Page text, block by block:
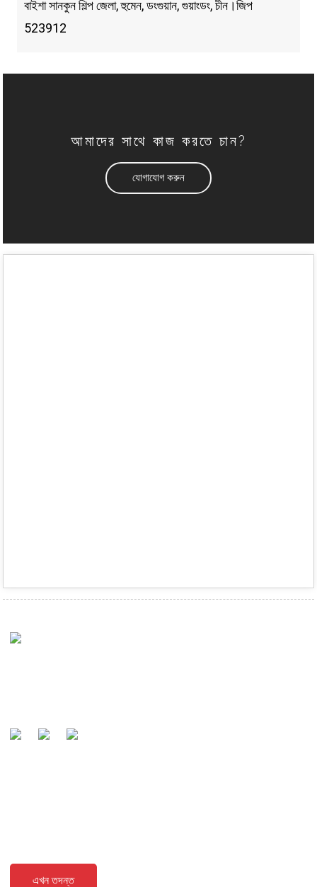
বাইশা সানকুন শিল্প জেলা, হুমেন, ডংগুয়ান, গুয়াংডং, চীন।জিপ
523912
আমাদের সাথে কাজ করতে চান?
যোগাযোগ করুন
এখন তদন্ত